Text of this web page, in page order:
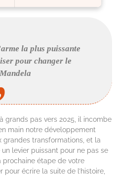
la plus puissante
pour changer le
grands pas vers 2025, il incombe
main notre développement
grandes transformations, et la
levier puissant pour ne pas se
prochaine étape de votre
pour écrire la suite de l’histoire,